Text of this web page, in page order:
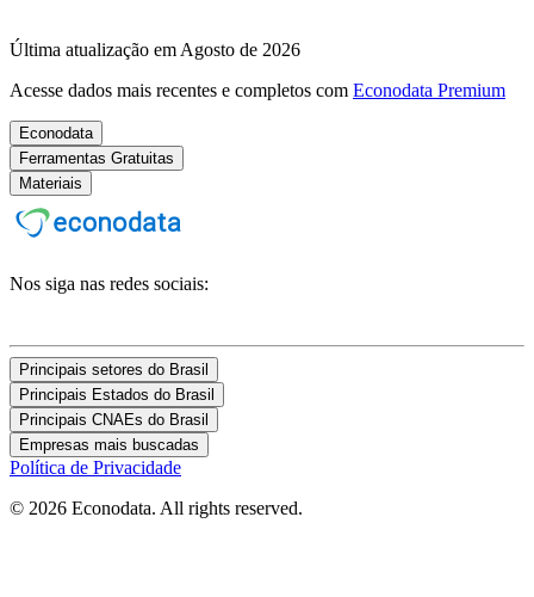
Última atualização em Agosto de 2026
Acesse dados mais recentes e completos com Econodata Premium
Econodata
Ferramentas Gratuitas
Materiais
Nos siga nas redes sociais:
Principais setores do Brasil
Principais Estados do Brasil
Principais CNAEs do Brasil
Empresas mais buscadas
Política de Privacidade
© 2026 Econodata. All rights reserved.